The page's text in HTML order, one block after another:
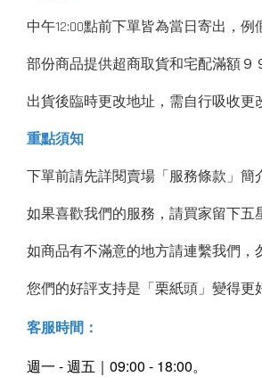
中午12:00點前下單皆為當日寄出，例
部份商品提供超商取貨和宅配滿額９
出貨後臨時更改地址，需自行吸收更
重點須知
下單前請先詳閱賣場「服務條款」簡
如果喜歡我們的服務，請買家留下五
如商品有不滿意的地方請連繫我們，
您們的好評支持是「栗紙頭」變得更
客服時間 ：
週一 - 週五｜09:00 - 18:00。